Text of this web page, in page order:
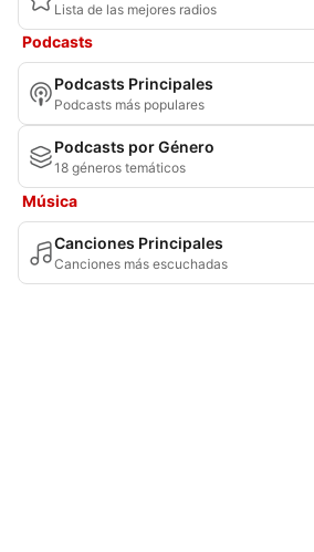
Lista de las mejores radios
Podcasts
Podcasts Principales
Podcasts más populares
Podcasts por Género
18 géneros temáticos
Música
Canciones Principales
Canciones más escuchadas